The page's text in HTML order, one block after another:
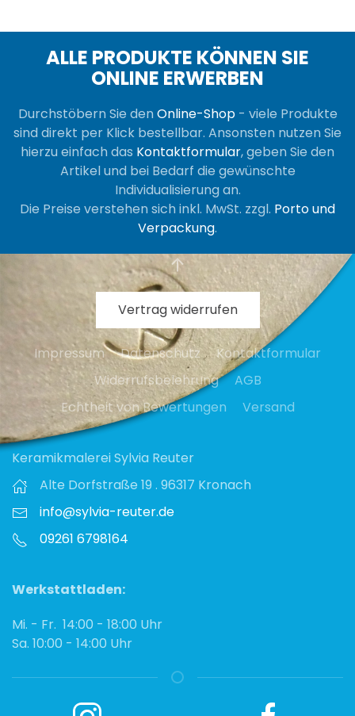
ALLE PRODUKTE KÖNNEN SIE
ONLINE ERWERBEN
Durchstöbern Sie denOnline-Shop- viele Produkte
sind direkt per Klick bestellbar. Ansonsten nutzen Sie
hierzu einfach das Kontaktformular, geben Sie den
Artikel und bei Bedarf die gewünschte
Individualisierung an.
Die Preise verstehen sich inkl. MwSt. zzgl. Porto und
Verpackung.
Vertrag widerrufen
Impressum Datenschutz
Kontaktformular
Widerrufsbelehrung
AGB
Echtheit von Bewertungen
Versand
Keramikmalerei Sylvia Reuter
Alte Dorfstraße 19 . 96317 Kronach
info@sylvia-reuter.de
09261 6798164‬
Werkstattladen:
Mi. - Fr. 14:00 - 18:00 Uhr
Sa. 10:00 - 14:00 Uhr